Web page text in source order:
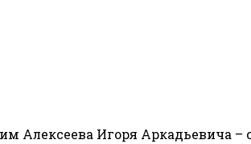
Игоря Аркадьевича